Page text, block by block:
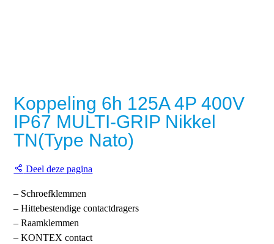
Koppeling 6h 125A 4P 400V
IP67 MULTI-GRIP Nikkel
TN(Type Nato)
Deel deze pagina
– Schroefklemmen
– Hittebestendige contactdragers
– Raamklemmen
– KONTEX contact